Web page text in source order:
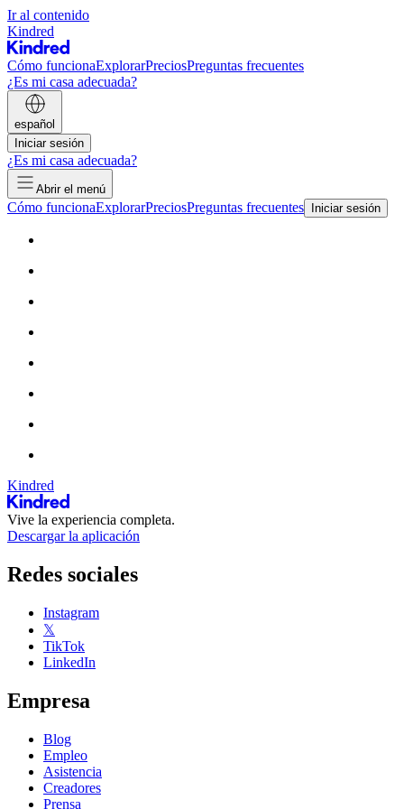
Ir al contenido
Kindred
Cómo funcionaExplorarPreciosPreguntas frecuentes
¿Es mi casa adecuada?
español
Iniciar sesión
¿Es mi casa adecuada?
Abrir el menú
Cómo funcionaExplorarPreciosPreguntas frecuentes Iniciar sesión
Kindred
Vive la experiencia completa.
Descargar la aplicación
Redes sociales
Instagram
𝕏
TikTok
LinkedIn
Empresa
Blog
Empleo
Asistencia
Creadores
Prensa